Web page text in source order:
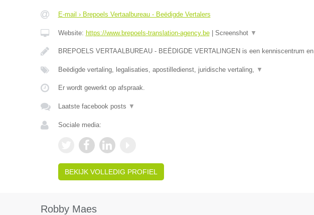
E-mail › Brepoels Vertaalbureau - Beëdigde Vertalers
Website: https://www.brepoels-translation-agency.be| Screenshot ▼
BREPOELS VERTAALBUREAU - BEËDIGDE VERTALINGEN is een kenniscentrum en
Beëdigde vertaling, legalisaties, apostilledienst, juridische vertaling, ▼
Er wordt gewerkt op afspraak.
Laatste facebook posts ▼
Sociale media:
BEKIJK VOLLEDIG PROFIEL
Robby Maes